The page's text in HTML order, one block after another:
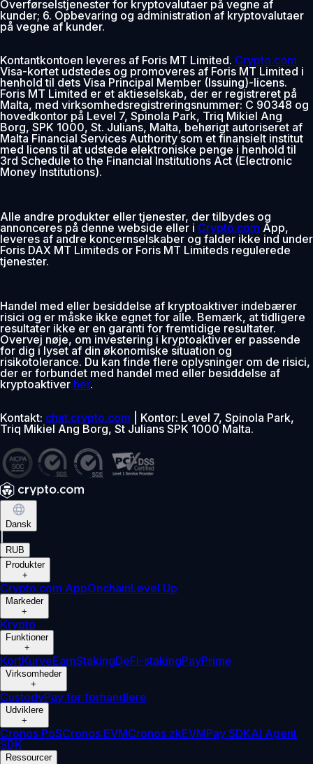
Overførselstjenester for kryptovalutaer på vegne af
kunder; 6. Opbevaring og administration af kryptovalutaer
på vegne af kunder.
Kontantkontoen leveres af Foris MT Limited. Crypto.com
Visa-kortet udstedes og promoveres af Foris MT Limited i
henhold til dets Visa Principal Member (Issuing)-licens.
Foris MT Limited er et aktieselskab, der er registreret på
Malta, med virksomhedsregistreringsnummer: C 90348 og
hovedkontor på Level 7, Spinola Park, Triq Mikiel Ang
Borg, SPK 1000, St. Julians, Malta, behørigt autoriseret af
Malta Financial Services Authority som et finansielt institut
med licens til at udstede elektroniske penge i henhold til
3rd Schedule to the Financial Institutions Act (Electronic
Money Institutions).
Alle andre produkter eller tjenester, der tilbydes og
annonceres på denne webside eller i Crypto.com App,
leveres af andre koncernselskaber og falder ikke ind under
Foris DAX MT Limiteds or Foris MT Limiteds regulerede
tjenester.
Handel med eller besiddelse af kryptoaktiver indebærer
risici og er måske ikke egnet for alle. Bemærk, at tidligere
resultater ikke er en garanti for fremtidige resultater.
Overvej nøje, om investering i kryptoaktiver er passende
for dig i lyset af din økonomiske situation og
risikotolerance. Du kan finde flere oplysninger om de risici,
der er forbundet med handel med eller besiddelse af
kryptoaktiver her.
Kontakt: chat.crypto.com | Kontor: Level 7, Spinola Park,
Triq Mikiel Ang Borg, St Julians SPK 1000 Malta.
Dansk
RUB
Produkter
+
Crypto.com AppOnchainLevel Up
Markeder
+
Krypto
Funktioner
+
KortKurveEarnStakingDeFi-stakingPayPrime
Virksomheder
+
CustodyPay for forhandlere
Udviklere
+
Cronos PoSCronos EVMCronos zkEVMPay SDKAI Agent
SDK
Ressourcer